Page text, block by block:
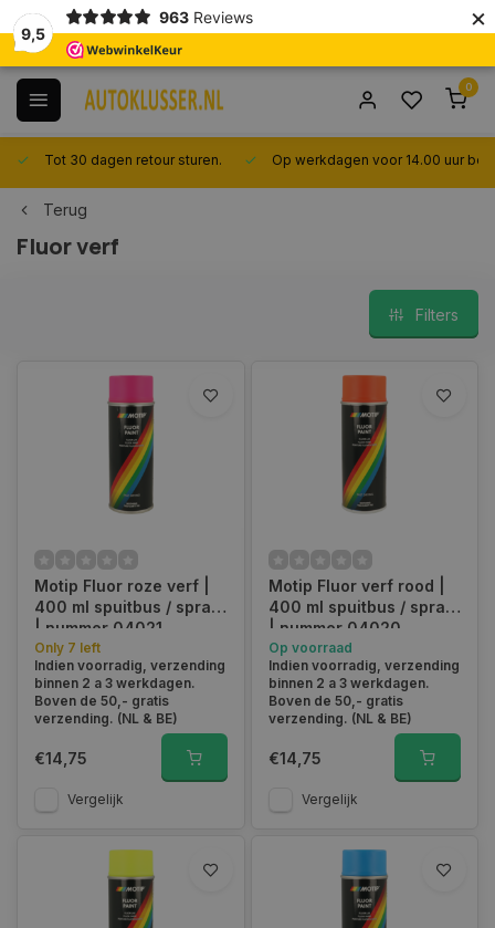
9,5
963 Reviews ×
0
Tot 30 dagen retour sturen. Op werkdagen voor 14.00 uur
Terug
Fluor verf
Filters
Motip Fluor roze verf |
400 ml spuitbus / spray
| nummer 04021
Only 7 left
Indien voorradig, verzending
binnen 2 a 3 werkdagen.
Boven de 50,- gratis
verzending. (NL & BE)
€14,75
Vergelijk
Motip Fluor verf rood |
400 ml spuitbus / spray
| nummer 04020
Op voorraad
Indien voorradig, verzending
binnen 2 a 3 werkdagen.
Boven de 50,- gratis
verzending. (NL & BE)
€14,75
Vergelijk